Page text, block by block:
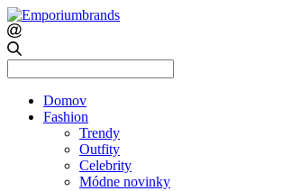
for:
Domov
Fashion
Trendy
Outfity
Celebrity
Módne novinky